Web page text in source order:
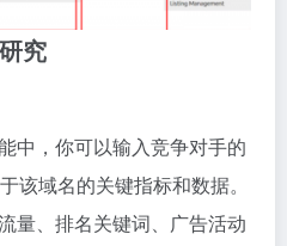
究
中，你可以输入竞争对手的
该域名的关键指标和数据。
量、排名关键词、广告活动